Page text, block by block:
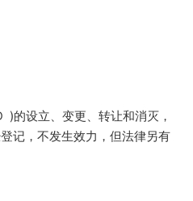
)的设立、变更、转让和消灭，
记，不发生效力，但法律另有